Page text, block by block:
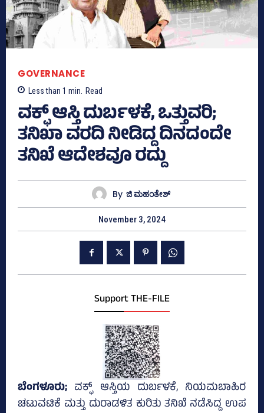
GOVERNANCE
Less than 1 min. Read
ವಕ್ಫ್‌ ಆಸ್ತಿ ದುರ್ಬಳಕೆ, ಒತ್ತುವರಿ;
ತನಿಖಾ ವರದಿ ನೀಡಿದ್ದ ದಿನದಂದೇ
ತನಿಖೆ ಆದೇಶವೂ ರದ್ದು
By ಜಿ ಮಹಂತೇಶ್
November 3, 2024
Support THE-FILE
ಬೆಂಗಳೂರು; ವಕ್ಫ್‌ ಆಸ್ತಿಯ ದುರ್ಬಳಕೆ, ನಿಯಮಬಾಹಿರ
ಚಟುವಟಿಕೆ ಮತ್ತು ದುರಾಡಳಿತ ಕುರಿತು ತನಿಖೆ ನಡೆಸಿದ್ದ ಉಪ